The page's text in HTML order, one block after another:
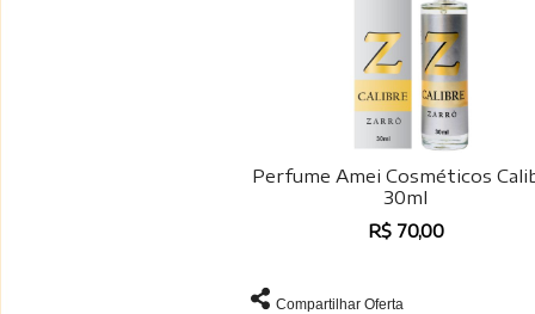
Perfume Amei Cosméticos
30ml
R$ 70,00
Compartilhar Oferta